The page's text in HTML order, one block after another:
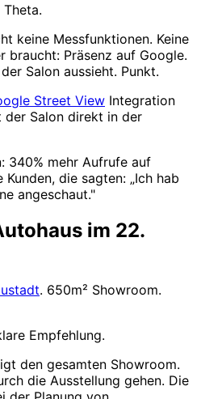
keine Messfunktionen. Keine
braucht: Präsenz auf Google.
Salon aussieht. Punkt.
Street View Integration
Salon direkt in der
340% mehr Aufrufe auf
die sagten: „Ich hab
angeschaut."
im 22.
. 650m² Showroom.
Empfehlung.
den gesamten Showroom.
die Ausstellung gehen. Die